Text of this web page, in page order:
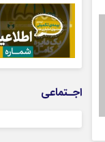
اجـتماعی